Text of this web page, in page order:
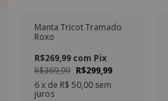
Manta Tricot Tramado
Roxo
R$369,99 R$299,99
R$269,99 com Pix
6x de R$ 50,00 sem
juros